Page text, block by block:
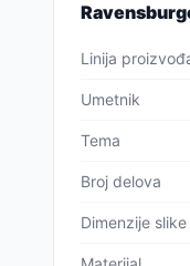
Linija
Umetnik
Tema
Broj delova
Dimenzije slike